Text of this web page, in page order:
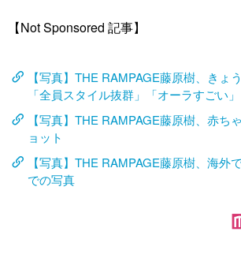
【Not Sponsored 記事】
【写真】THE RAMPAGE藤原樹、きょ
「全員スタイル抜群」「オーラすごい」
【写真】THE RAMPAGE藤原樹、赤ち
ョット
【写真】THE RAMPAGE藤原樹、海外
での写真